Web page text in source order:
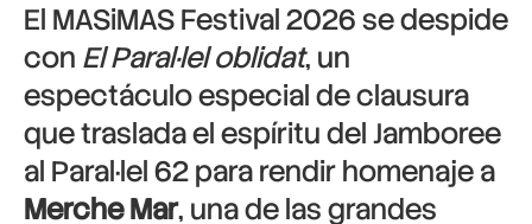
El MASiMAS Festival 2026 se despide
con El Paral·lel oblidat, un
espectáculo especial de clausura
que traslada el espíritu del Jamboree
al Paral·lel 62 para rendir homenaje a
Merche Mar, una de las grandes